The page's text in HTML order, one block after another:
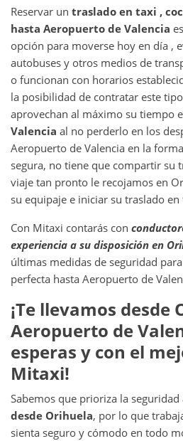
Reservar un traslado en taxi ,
hasta Aeropuerto de Valencia
opción para moverse hoy en día ,
autobuses y otros medios de
o funcionan con horarios
la posibilidad de contratar este
aprovechan al máximo su tiempo
Valencia al no perderlo en los
Aeropuerto de Valencia en la
segura, no tiene que compartir su
viaje tan pronto le recojamos en
su equipaje e iniciar su traslado
Con Mitaxi contarás con
experiencia a su disposición en
últimas medidas de seguridad
perfecta hasta Aeropuerto de
¡Te llevamos desde
Aeropuerto de
esperas y con el
Mitaxi!
Sabemos que prioriza la seguridad
desde Orihuela, por lo que
sienta seguro y cómodo en todo